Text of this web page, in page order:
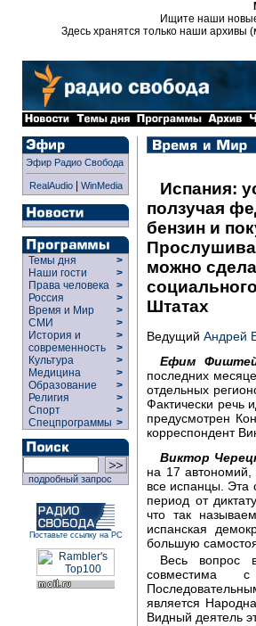
Ищите наши
Здесь хранятся только наши архивы
Эфир Радио Свобода
RealAudio| WinMedia
Темы дня
>
Наши гости
>
Права человека >
Россия
>
Время и Мир
>
СМИ
>
История и
современность
>
>
Культура
>
Медицина
>
Образование
>
Религия
>
Спорт
>
Спецпрограммы >
подробный запрос
Поставьте ссылку на РС
Испания:
ползучая
бензин и
можно
Штатах
Ведущий Андрей
Ефим
последних
отдельных
Фактически речь
предусмотрен
корреспондент
Виктор
на 17 автономий,
все испанцы. Эта
период от
что так
испанская
большую
Весь вопрос
совместима
является
Видный деятель